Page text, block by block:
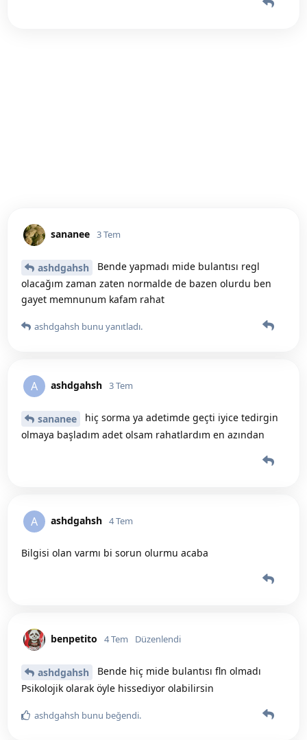
sananee 3 Tem
ashdgahsh
Bende yapmadı mide bulantısı regl
olacağım zaman zaten normalde de bazen olurdu ben
gayet memnunum kafam rahat
ashdgahsh bunu yanıtladı.
A ashdgahsh 3 Tem
sananee
hiç sorma ya adetimde geçti iyice tedirgin
olmaya başladım adet olsam rahatlardım en azından
A ashdgahsh 4 Tem
Bilgisi olan varmı bi sorun olurmu acaba
benpetito 4 Tem Düzenlendi
ashdgahsh
Bende hiç mide bulantısı fln olmadı
Psikolojik olarak öyle hissediyor olabilirsin
ashdgahsh bunu beğendi.